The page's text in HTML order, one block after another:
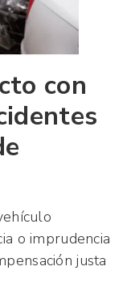
con
o imprudencia
justa